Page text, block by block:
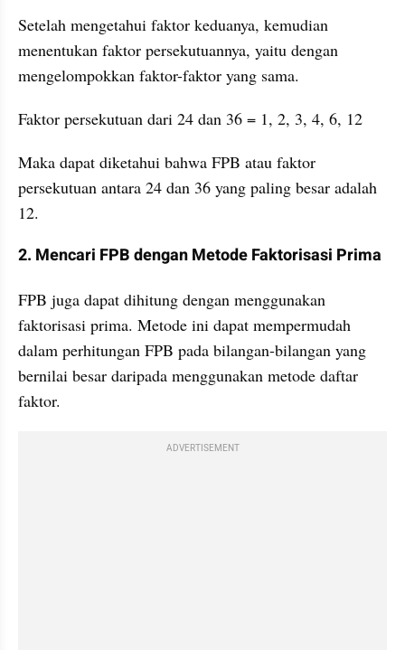
Setelah mengetahui faktor keduanya, kemudian
menentukan faktor persekutuannya, yaitu dengan
mengelompokkan faktor-faktor yang sama.
Faktor persekutuan dari 24 dan 36 = 1, 2, 3, 4, 6, 12
Maka dapat diketahui bahwa FPB atau faktor
persekutuan antara 24 dan 36 yang paling besar adalah
12.
2. Mencari FPB dengan Metode Faktorisasi Prima
FPB juga dapat dihitung dengan menggunakan
faktorisasi prima. Metode ini dapat mempermudah
dalam perhitungan FPB pada bilangan-bilangan yang
bernilai besar daripada menggunakan metode daftar
faktor.
ADVERTISEMENT